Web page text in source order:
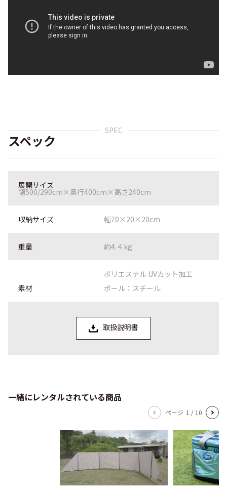
SPEC
スペック
展開サイズ
幅500/290cm×奥行400cm×高さ240cm
収納サイズ 幅70×20×20cm
重量 約4.４kg
素材
ポリエステル UVカット加工
ポール：スチール
取扱説明書
一緒にレンタルされている商品
ページ 1 / 10